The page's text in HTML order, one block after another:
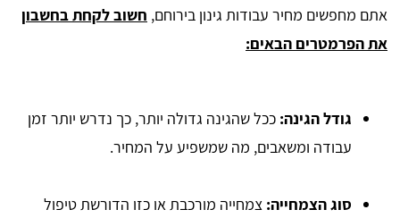
אתם מחפשים מחיר עבודות גינון בירוחם, חשוב לקחת בחשבון
את הפרמטרים הבאים:
גודל הגינה: ככל שהגינה גדולה יותר, כך נדרש יותר זמן
עבודה ומשאבים, מה שמשפיע על המחיר.
סוג הצמחייה: צמחייה מורכבת או כזו הדורשת טיפול